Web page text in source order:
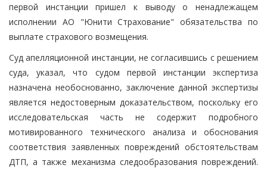
первой инстанции пришел к выводу о ненадлежащем
исполнении АО "Юнити Страхование" обязательства по
выплате страхового возмещения.
Суд апелляционной инстанции, не согласившись с решением
суда, указал, что судом первой инстанции экспертиза
назначена необоснованно, заключение данной экспертизы
является недостоверным доказательством, поскольку его
исследовательская часть не содержит подробного
мотивированного технического анализа и обоснования
соответствия заявленных повреждений обстоятельствам
ДТП, а также механизма следообразования повреждений.